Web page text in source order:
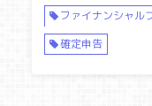
ファイナンシャル
確定申告